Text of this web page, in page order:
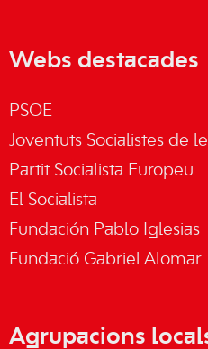
Webs destacades
PSOE
Joventuts Socialistes de
Partit Socialista Europeu
El Socialista
Fundación Pablo Iglesias
Fundació Gabriel Alomar
Agrupacions